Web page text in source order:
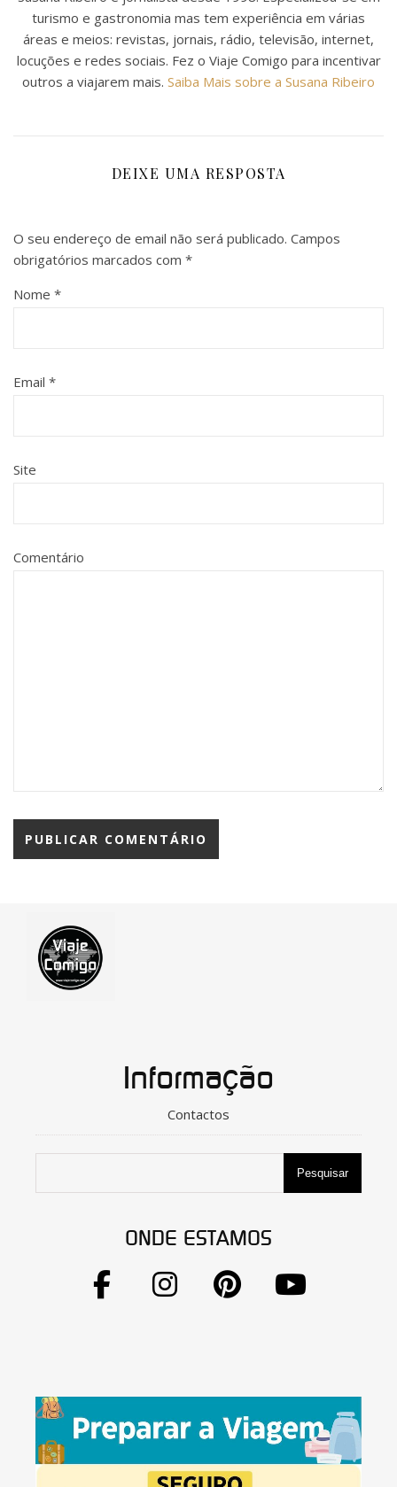
turismo e gastronomia mas tem experiência em várias
áreas e meios: revistas, jornais, rádio, televisão, internet,
locuções e redes sociais. Fez o Viaje Comigo para incentivar
outros a viajarem mais. Saiba Mais sobre a Susana Ribeiro
DEIXE UMA RESPOSTA
O seu endereço de email não será publicado. Campos
obrigatórios marcados com *
Nome *
Email *
Site
Comentário
Informação
Contactos
Pesquisar
ONDE ESTAMOS